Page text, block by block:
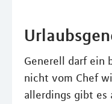
Generell darf ein
nicht vom Chef
allerdings gibt es